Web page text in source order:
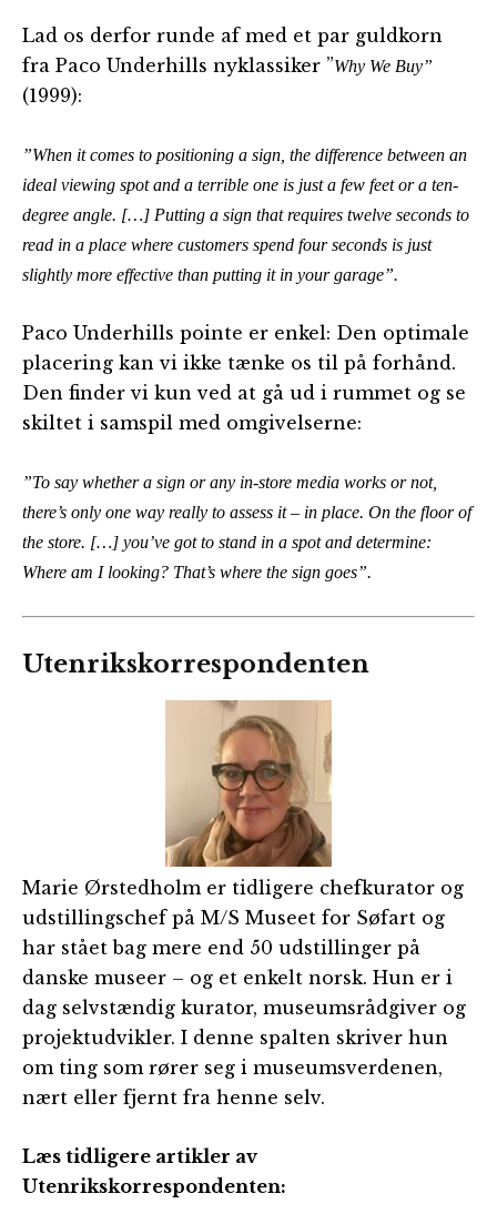
Lad os derfor runde af med et par guldkorn
fra Paco Underhills nyklassiker ”Why We Buy”
(1999):
”When it comes to positioning a sign, the difference between an
ideal viewing spot and a terrible one is just a few feet or a ten-
degree angle. […] Putting a sign that requires twelve seconds to
read in a place where customers spend four seconds is just
slightly more effective than putting it in your garage”.
Paco Underhills pointe er enkel: Den optimale
placering kan vi ikke tænke os til på forhånd.
Den finder vi kun ved at gå ud i rummet og se
skiltet i samspil med omgivelserne:
”To say whether a sign or any in-store media works or not,
there’s only one way really to assess it – in place. On the floor of
the store. […] you’ve got to stand in a spot and determine:
Where am I looking? That’s where the sign goes”.
Utenrikskorrespondenten
Marie Ørstedholm er tidligere chefkurator og
udstillingschef på M/S Museet for Søfart og
har stået bag mere end 50 udstillinger på
danske museer – og et enkelt norsk. Hun er i
dag selvstændig kurator, museumsrådgiver og
projektudvikler. I denne spalten skriver hun
om ting som rører seg i museumsverdenen,
nært eller fjernt fra henne selv.
Læs tidligere artikler av
Utenrikskorrespondenten: